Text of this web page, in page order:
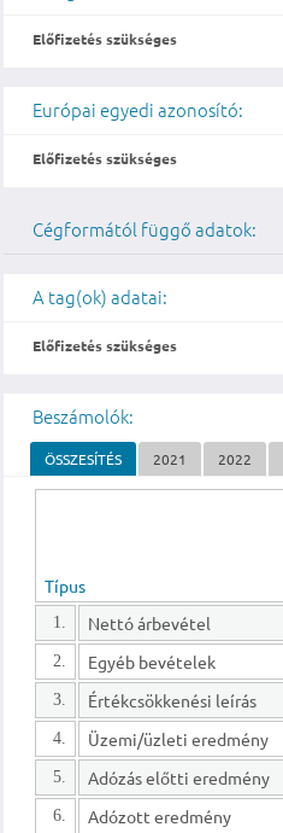
Előfizetés szükséges
Európai egyedi azonosító:
Előfizetés szükséges
Cégformától függő adatok:
A tag(ok) adatai:
Előfizetés szükséges
Beszámolók:
ÖSSZESÍTÉS 2021 2022
Típus
1. Nettó árbevétel
2. Egyéb bevételek
3. Értékcsökkenési leírás
4. Üzemi/üzleti eredmény
5. Adózás előtti eredmény
6. Adózott eredmény